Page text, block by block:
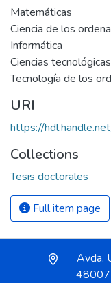
Matemáticas
Ciencia de los
Informática
Ciencias tecnológicas
Tecnología de los
URI
https://
Collections
Tesis doctorales
Full item page
Avda.
48007